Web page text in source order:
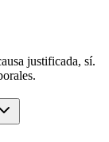
justificada, sí.